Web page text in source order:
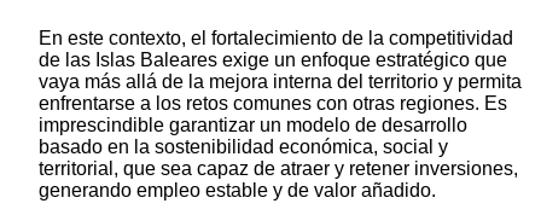
En este contexto, el fortalecimiento de la competitividad
de las Islas Baleares exige un enfoque estratégico que
vaya más allá de la mejora interna del territorio y permita
enfrentarse a los retos comunes con otras regiones. Es
imprescindible garantizar un modelo de desarrollo
basado en la sostenibilidad económica, social y
territorial, que sea capaz de atraer y retener inversiones,
generando empleo estable y de valor añadido.